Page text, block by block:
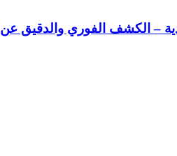
الفوري والدقيق عن 12 مادة